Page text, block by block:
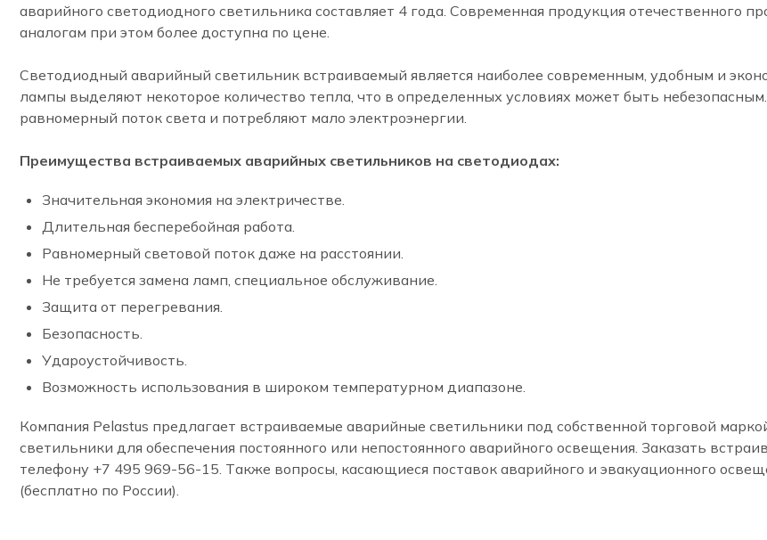
аварийного светодиодного светильника составляет 4 года. Современная продукция отечественного
аналогам при этом более доступна по цене.
Светодиодный аварийный светильник встраиваемый является наиболее современным, удобным и
лампы выделяют некоторое количество тепла, что в определенных условиях может быть
равномерный поток света и потребляют мало электроэнергии.
Преимущества встраиваемых аварийных светильников на светодиодах:
Значительная экономия на электричестве.
Длительная бесперебойная работа.
Равномерный световой поток даже на расстоянии.
Не требуется замена ламп, специальное обслуживание.
Защита от перегревания.
Безопасность.
Удароустойчивость.
Возможность использования в широком температурном диапазоне.
Компания Pelastus предлагает встраиваемые аварийные светильники под собственной торговой
светильники для обеспечения постоянного или непостоянного аварийного освещения. Заказать
телефону +7 495 969-56-15. Также вопросы, касающиеся поставок аварийного и эвакуационного
(бесплатно по России).